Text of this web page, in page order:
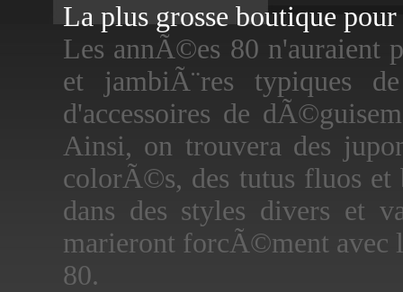
La plus grosse boutique
Les annÃ©es 80 n'auraient
et jambiÃ¨res typiques
d'accessoires de
Ainsi, on trouvera des
colorÃ©s, des tutus fluos et
dans des styles divers et
marieront forcÃ©ment avec
80.